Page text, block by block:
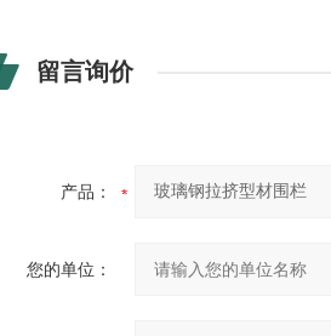
留言询价
产品：
您的单位：